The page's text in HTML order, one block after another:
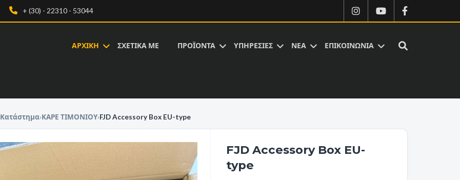
+ (30) - 22310 - 53044
ΑΡΧΙΚΗ ΣΧΕΤΙΚΑ ΜΕ ΠΡΟΪΟΝΤΑ ΥΠΗΡΕΣΙΕΣ ΝΕΑ ΕΠΙΚΟΙΝΩΝΙΑ
Κατάστημα›ΚΑΡΕ ΤΙΜΟΝΙΟΥ›FJD Accessory Box EU-type
FJD Accessory Box EU-
type